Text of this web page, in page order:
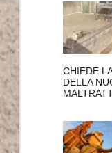
CHIEDE
DELLA